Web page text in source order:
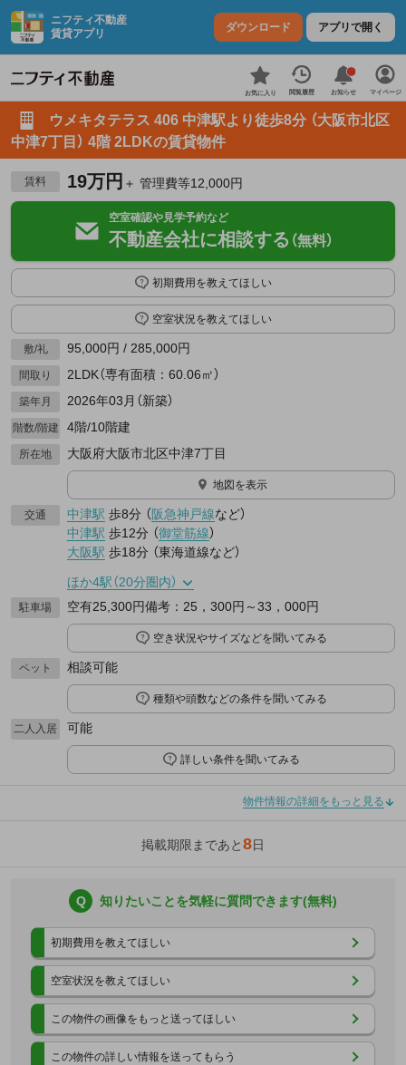
ニフティ不動産
賃貸アプリ
ダウンロード アプリで開く
お気に入り 閲覧履歴 お知らせ マイページ
ウメキタテラス 406 中津駅より徒歩8分 （大阪市北区
中津7丁目） 4階 2LDKの賃貸物件
賃料 19万円 ＋ 管理費等12,000円
空室確認や見学予約など
不動産会社に相談する （無料）
初期費用を教えてほしい
空室状況を教えてほしい
敷/礼 95,000円 / 285,000円
間取り 2LDK（専有面積：60.06㎡）
築年月 2026年03月（新築）
階数/階建 4階/10階建
所在地 大阪府大阪市北区中津7丁目
地図を表示
交通 中津駅 歩8分 （阪急神戸線など）
中津駅 歩12分 （御堂筋線）
大阪駅 歩18分 （東海道線など）
ほか4駅（20分圏内）
駐車場 空有25,300円備考：25，300円～33，000円
空き状況やサイズなどを聞いてみる
ペット 相談可能
種類や頭数などの条件を聞いてみる
二人入居 可能
詳しい条件を聞いてみる
物件情報の詳細をもっと見る
掲載期限まであと8日
Q 知りたいことを気軽に質問できます(無料)
初期費用を教えてほしい
空室状況を教えてほしい
この物件の画像をもっと送ってほしい
この物件の詳しい情報を送ってもらう